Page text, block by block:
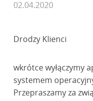
02.04.2020
Drodzy Klienci
wkrótce wyłączymy
systemem
Przepraszamy za